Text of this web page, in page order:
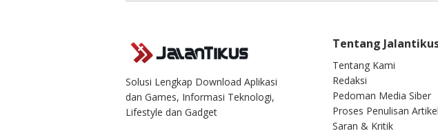
Solusi Lengkap Download Aplikasi
dan Games, Informasi Teknologi,
Lifestyle dan Gadget
Tentang
Tentang Kami
Redaksi
Pedoman Media Siber
Proses Penulisan Artikel
Saran & Kritik